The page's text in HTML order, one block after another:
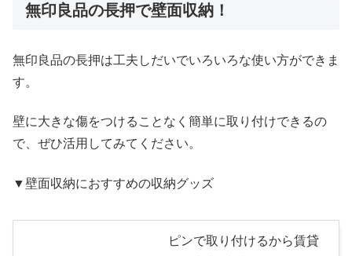
無印良品の長押で壁面収納！
無印良品の長押は工夫しだいでいろいろな使い方ができま
す。
壁に大きな傷をつけることなく簡単に取り付けできるの
で、ぜひ活用してみてください。
▼壁面収納におすすめの収納グッズ
ピンで取り付けるから賃貸